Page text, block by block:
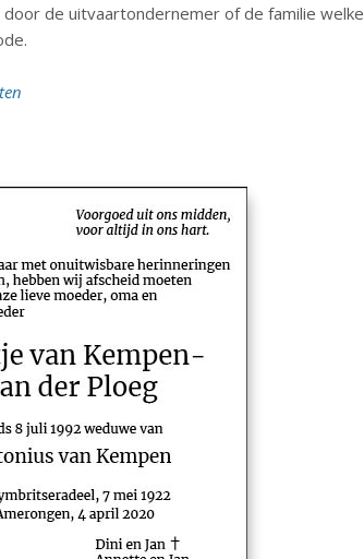
de uitvaartondernemer of de familie welke